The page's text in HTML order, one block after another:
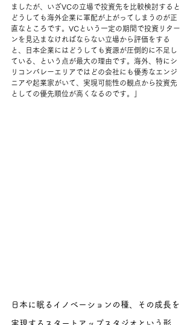
ましたが、いざVCの立場で投資先を比較検討すると
どうしても海外企業に軍配が上がってしまうのが正
直なところです。VCという一定の期間で投資リター
ンを見込まなければならない立場から評価をする
と、日本企業にはどうしても資源が圧倒的に不足し
ている、という点が最大の理由です。海外、特にシ
リコンバレーエリアではどの会社にも優秀なエンジ
ニアや起業家がいて、実現可能性の観点から投資先
としての優先順位が高くなるのです。」
日本に眠るイノベーションの種、その成長を
実現するスタートアップスタジオという形